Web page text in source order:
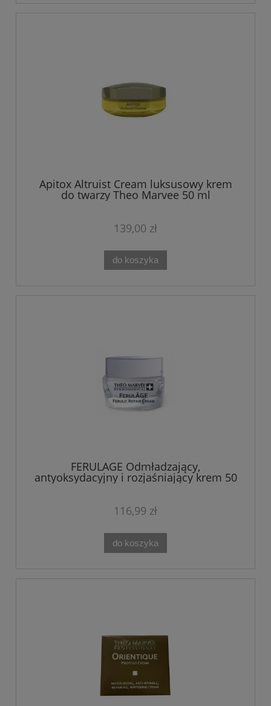
Apitox Altruist Cream luksusowy krem
do twarzy Theo Marvee 50 ml
139,00 zł
do koszyka
FERULAGE Odmładzający,
antyoksydacyjny i rozjaśniający krem 50
ml Theo Marvee
116,99 zł
do koszyka